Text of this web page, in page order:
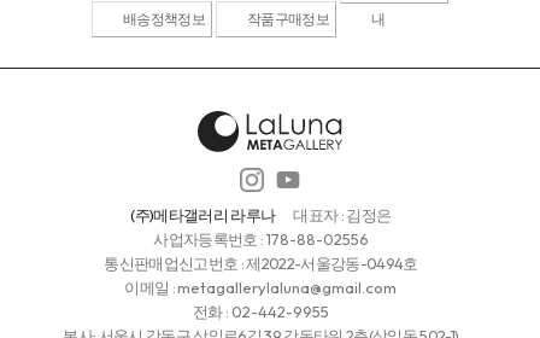
배송정책정보 작품구매정보
내
(주)메타갤러리 라루나
대표자 : 김정은
사업자등록번호 :178-88-02556
통신판매업신고번호 : 제2022-서울강동-0494호
이메일 :metagallerylaluna@gmail.com
전화 : 02-442-9955